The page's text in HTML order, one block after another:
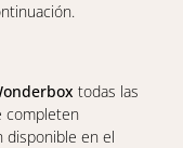
todas las
completen
disponible en el